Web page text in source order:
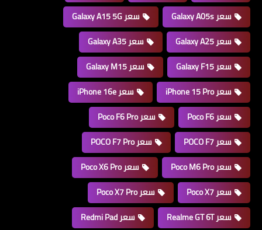
سعر Galaxy A05s
سعر Galaxy A15 5G
سعر Galaxy A25
سعر Galaxy A35
سعر Galaxy F15
سعر Galaxy M15
سعر iPhone 15 Pro
سعر iPhone 16e
سعر Poco F6
سعر Poco F6 Pro
سعر POCO F7
سعر POCO F7 Pro
سعر Poco M6 Pro
سعر Poco X6 Pro
سعر Poco X7
سعر Poco X7 Pro
سعر Realme GT 6T
سعر Redmi Pad